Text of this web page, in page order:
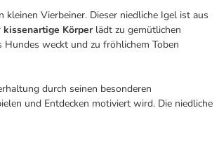
Vierbeiner. Dieser niedliche Igel ist aus
kissenartige Körperlädt zu gemütlichen
weckt und zu fröhlichem Toben
durch seinen besonderen
und Entdecken motiviert wird. Die niedliche